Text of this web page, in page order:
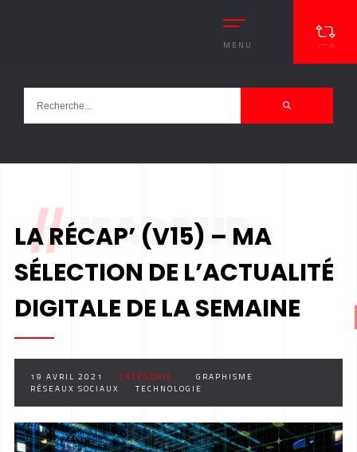
MENU
//HEADS UP
LA RÉCAP’ (V15) – MA
SÉLECTION DE L’ACTUALITÉ
DIGITALE DE LA SEMAINE
19 AVRIL 2021 CATÉGORIE :
GRAPHISME
RÉSEAUX SOCIAUX
TECHNOLOGIE